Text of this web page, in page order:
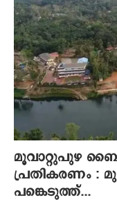
മൂവാറ്റുപുഴ
പ്രതികരണം :
പങ്കെടുത്ത്...